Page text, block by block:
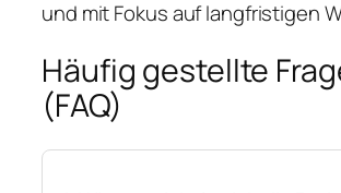
und mit Fokus auf langfristigen
Häufig gestellte
(FAQ)